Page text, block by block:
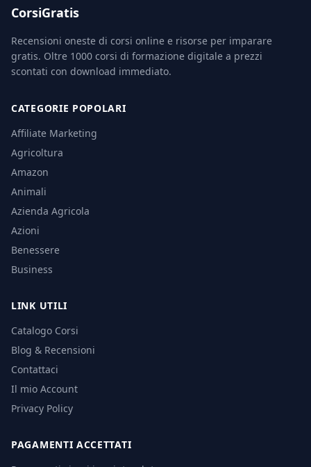
CorsiGratis
Recensioni oneste di corsi online e risorse per imparare
gratis. Oltre 1000 corsi di formazione digitale a prezzi
scontati con download immediato.
CATEGORIE POPOLARI
Affiliate Marketing
Agricoltura
Amazon
Animali
Azienda Agricola
Azioni
Benessere
Business
LINK UTILI
Catalogo Corsi
Blog & Recensioni
Contattaci
Il mio Account
Privacy Policy
PAGAMENTI ACCETTATI